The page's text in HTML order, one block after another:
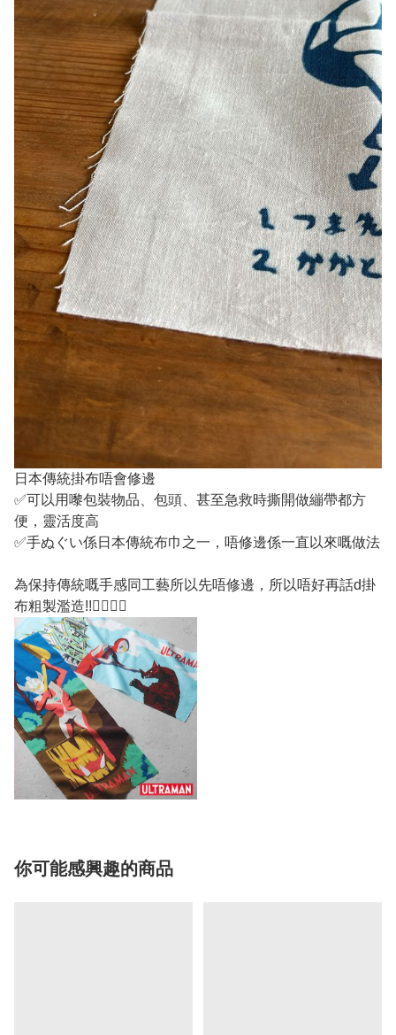
日本傳統掛布唔會修邊
✅可以用嚟包裝物品、包頭、甚至急救時撕開做繃帶都方
便，靈活度高
✅手ぬぐい係日本傳統布巾之一，唔修邊係一直以來嘅做法
為保持傳統嘅手感同工藝所以先唔修邊，所以唔好再話d掛
布粗製濫造!!✌🏽👍🏼
你可能感興趣的商品